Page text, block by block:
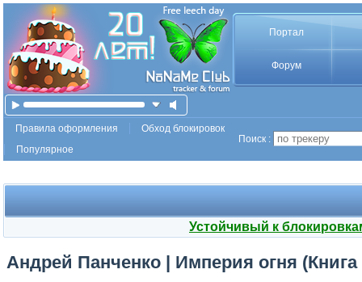
Портал
Форум
Правила оформления
Обход блокировок
Популярное
Поиск :
Устойчивый к
Андрей Панченко | Империя огня